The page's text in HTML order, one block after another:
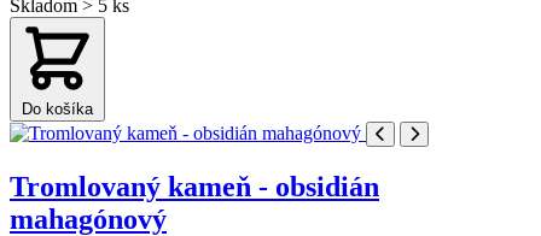
Skladom > 5 ks
Do košíka
Tromlovaný kameň - obsidián
mahagónový